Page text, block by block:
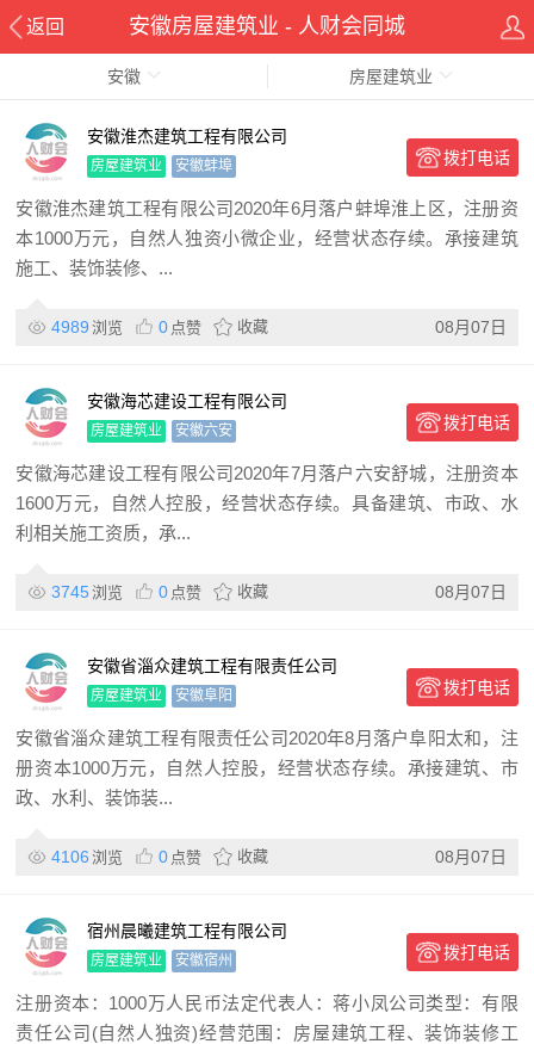
安徽 房屋建筑业
安徽淮杰建筑工程有限公司
房屋建筑业 安徽蚌埠 拨打电话
安徽淮杰建筑工程有限公司2020年6月落户蚌埠淮上区，注册资
本1000万元，自然人独资小微企业，经营状态存续。承接建筑
施工、装饰装修、...
4989 浏览 0 点赞 收藏 08月07日
安徽海芯建设工程有限公司
房屋建筑业 安徽六安 拨打电话
安徽海芯建设工程有限公司2020年7月落户六安舒城，注册资本
1600万元，自然人控股，经营状态存续。具备建筑、市政、水
利相关施工资质，承...
3745 浏览 0 点赞 收藏 08月07日
安徽省淄众建筑工程有限责任公司
房屋建筑业 安徽阜阳 拨打电话
安徽省淄众建筑工程有限责任公司2020年8月落户阜阳太和，注
册资本1000万元，自然人控股，经营状态存续。承接建筑、市
政、水利、装饰装...
4106 浏览 0 点赞 收藏 08月07日
宿州晨曦建筑工程有限公司
房屋建筑业 安徽宿州 拨打电话
注册资本：1000万人民币法定代表人：蒋小凤公司类型：有限
责任公司(自然人独资)经营范围：房屋建筑工程、装饰装修工
返回 安徽房屋建筑业 - 人财会同城